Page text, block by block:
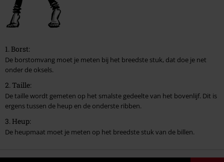
1. Borst:
De borstomvang moet je meten bij het breedste stuk, dat doe je net
onder de oksels.
2. Taille:
De taille wordt gemeten op het smalste gedeelte van het bovenlijf. Dit is
ergens tussen de heup en de onderste ribben.
3. Heup:
De heupmaat moet je meten op het breedste stuk van de billen.